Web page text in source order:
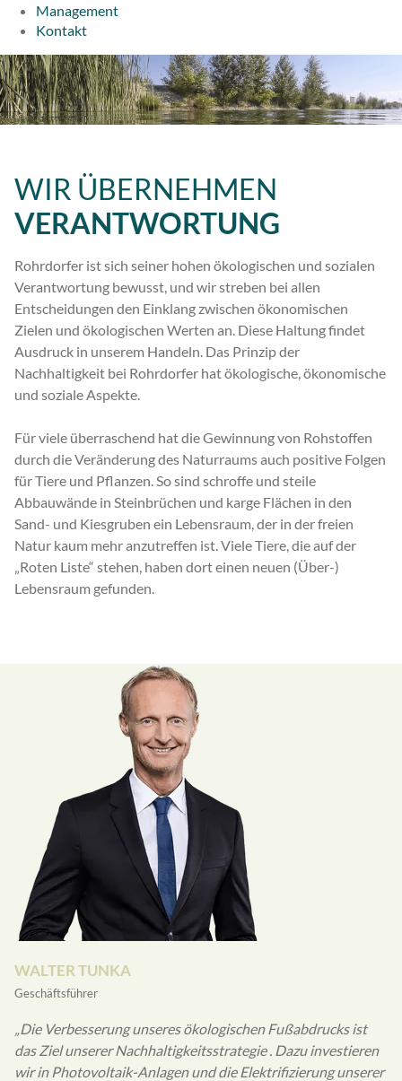
Management
Kontakt
WIR ÜBERNEHMEN
VERANTWORTUNG
Rohrdorfer ist sich seiner hohen ökologischen und sozialen
Verantwortung bewusst, und wir streben bei allen
Entscheidungen den Einklang zwischen ökonomischen
Zielen und ökologischen Werten an. Diese Haltung findet
Ausdruck in unserem Handeln. Das Prinzip der
Nachhaltigkeit bei Rohrdorfer hat ökologische, ökonomische
und soziale Aspekte.
Für viele überraschend hat die Gewinnung von Rohstoffen
durch die Veränderung des Naturraums auch positive Folgen
für Tiere und Pflanzen. So sind schroffe und steile
Abbauwände in Steinbrüchen und karge Flächen in den
Sand- und Kiesgruben ein Lebensraum, der in der freien
Natur kaum mehr anzutreffen ist. Viele Tiere, die auf der
„Roten Liste“ stehen, haben dort einen neuen (Über-)
Lebensraum gefunden.
WALTER TUNKA
Geschäftsführer
„Die Verbesserung unseres ökologischen Fußabdrucks ist
das Ziel unserer Nachhaltigkeitsstrategie . Dazu investieren
wir in Photovoltaik-Anlagen und die Elektrifizierung unserer